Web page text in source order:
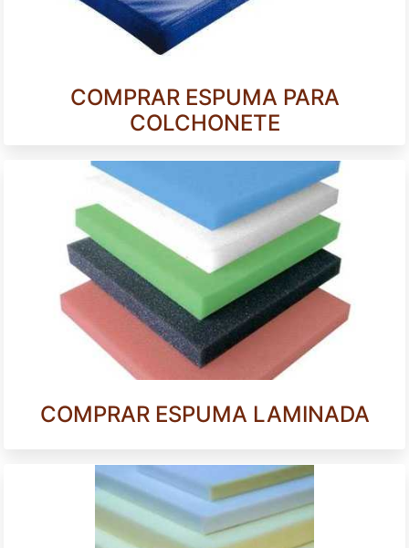
COMPRAR ESPUMA PARA
COLCHONETE
COMPRAR ESPUMA LAMINADA